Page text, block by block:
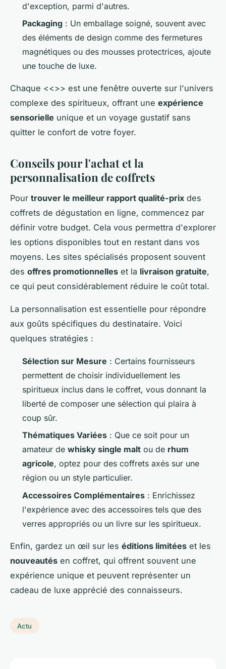
d'exception, parmi d'autres.
Packaging : Un emballage soigné, souvent avec
des éléments de design comme des fermetures
magnétiques ou des mousses protectrices, ajoute
une touche de luxe.
Chaque << >> est une fenêtre ouverte sur l'univers
complexe des spiritueux, offrant une expérience
sensorielle unique et un voyage gustatif sans
quitter le confort de votre foyer.
Conseils pour l'achat et la
personnalisation de coffrets
Pour trouver le meilleur rapport qualité-prix des
coffrets de dégustation en ligne, commencez par
définir votre budget. Cela vous permettra d'explorer
les options disponibles tout en restant dans vos
moyens. Les sites spécialisés proposent souvent
des offres promotionnelles et la livraison gratuite,
ce qui peut considérablement réduire le coût total.
La personnalisation est essentielle pour répondre
aux goûts spécifiques du destinataire. Voici
quelques stratégies :
Sélection sur Mesure : Certains fournisseurs
permettent de choisir individuellement les
spiritueux inclus dans le coffret, vous donnant la
liberté de composer une sélection qui plaira à
coup sûr.
Thématiques Variées : Que ce soit pour un
amateur de whisky single malt ou de rhum
agricole, optez pour des coffrets axés sur une
région ou un style particulier.
Accessoires Complémentaires : Enrichissez
l'expérience avec des accessoires tels que des
verres appropriés ou un livre sur les spiritueux.
Enfin, gardez un œil sur les éditions limitées et les
nouveautés en coffret, qui offrent souvent une
expérience unique et peuvent représenter un
cadeau de luxe apprécié des connaisseurs.
Actu